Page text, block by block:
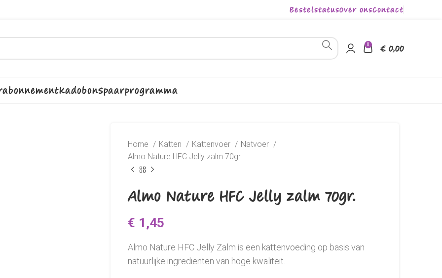
BestelstatusOver onsContact
0 € 0,00
KadobonSpaarprogramma
Home Katten Kattenvoer
Natvoer
Almo Nature HFC Jelly zalm 70gr.
Almo Nature HFC Jelly zalm 70gr.
€ 1,45
Almo Nature HFC Jelly Zalm is een kattenvoeding op basis van
natuurlijke ingrediënten van hoge kwaliteit.